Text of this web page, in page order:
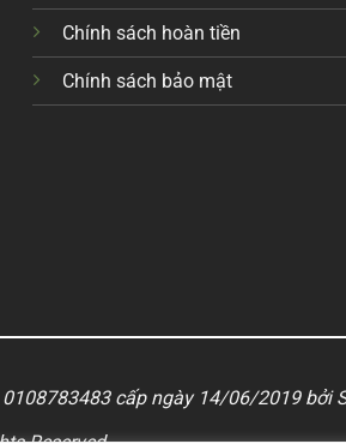
Chính sách hoàn tiền
Chính sách bảo mật
cấp ngày 14/06/2019 bởi